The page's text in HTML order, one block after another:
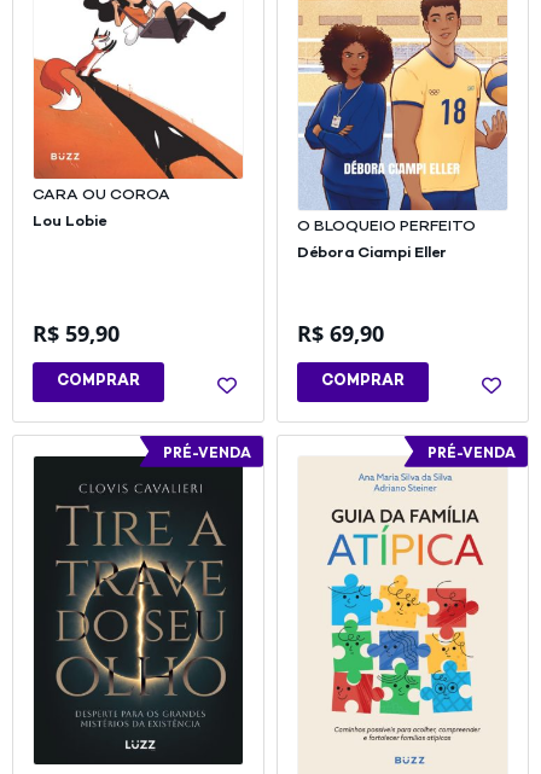
CARA OU COROA
Lou Lobie
R$ 59,90
COMPRAR
O BLOQUEIO PERFEITO
Débora Ciampi Eller
R$ 69,90
COMPRAR
PRÉ-VENDA PRÉ-VENDA